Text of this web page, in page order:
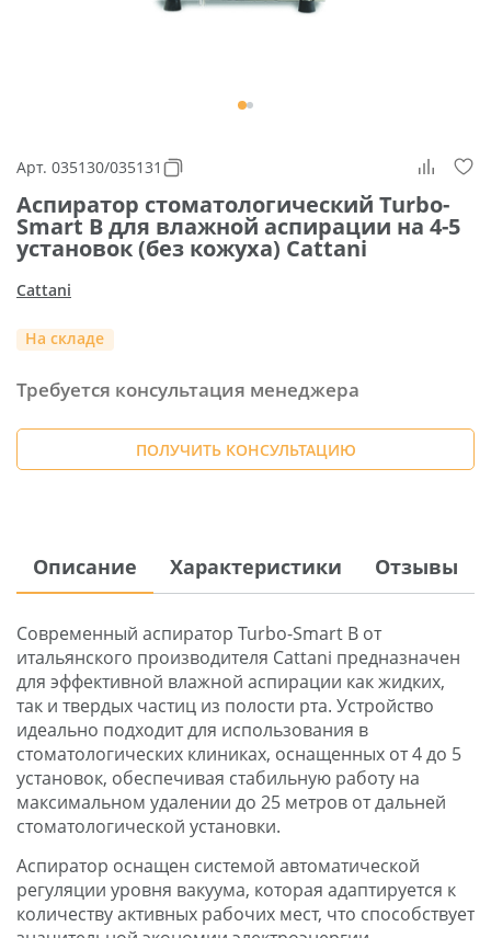
Арт. 035130/035131
Аспиратор стоматологический Turbo-
Smart B для влажной аспирации на 4-5
установок (без кожуха) Cattani
Cattani
На складе
Требуется консультация менеджера
ПОЛУЧИТЬ КОНСУЛЬТАЦИЮ
Описание Характеристики Отзывы
Современный аспиратор Turbo-Smart B от
итальянского производителя Cattani предназначен
для эффективной влажной аспирации как жидких,
так и твердых частиц из полости рта. Устройство
идеально подходит для использования в
стоматологических клиниках, оснащенных от 4 до 5
установок, обеспечивая стабильную работу на
максимальном удалении до 25 метров от дальней
стоматологической установки.
Аспиратор оснащен системой автоматической
регуляции уровня вакуума, которая адаптируется к
количеству активных рабочих мест, что способствует